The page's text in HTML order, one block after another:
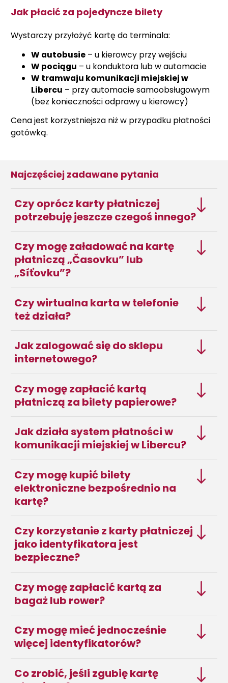
Jak płacić za pojedyncze bilety
Wystarczy przyłożyć kartę do terminala:
W autobusie – u kierowcy przy wejściu
W pociągu – u konduktora lub w automacie
W tramwaju komunikacji miejskiej w
Libercu – przy automacie samoobsługowym
(bez konieczności odprawy u kierowcy)
Cena jest korzystniejsza niż w przypadku płatności
gotówką.
Najczęściej zadawane pytania
Czy oprócz karty płatniczej
potrzebuję jeszcze czegoś innego?
Czy mogę załadować na kartę
płatniczą „Časovku” lub
„Síťovku”?
Czy wirtualna karta w telefonie
też działa?
Jak zalogować się do sklepu
internetowego?
Czy mogę zapłacić kartą
płatniczą za bilety papierowe?
Jak działa system płatności w
komunikacji miejskiej w Libercu?
Czy mogę kupić bilety
elektroniczne bezpośrednio na
kartę?
Czy korzystanie z karty płatniczej
jako identyfikatora jest
bezpieczne?
Czy mogę zapłacić kartą za
bagaż lub rower?
Czy mogę mieć jednocześnie
więcej identyfikatorów?
Co zrobić, jeśli zgubię kartę